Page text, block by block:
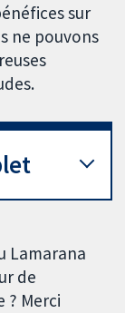
sur
ne pouvons
Lamarana
de
Merci